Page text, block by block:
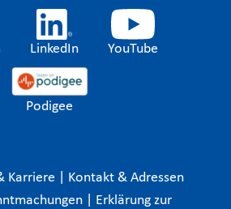
LinkedIn YouTube
Podigee
Karriere
Kontakt & Adressen
Erklärung zur